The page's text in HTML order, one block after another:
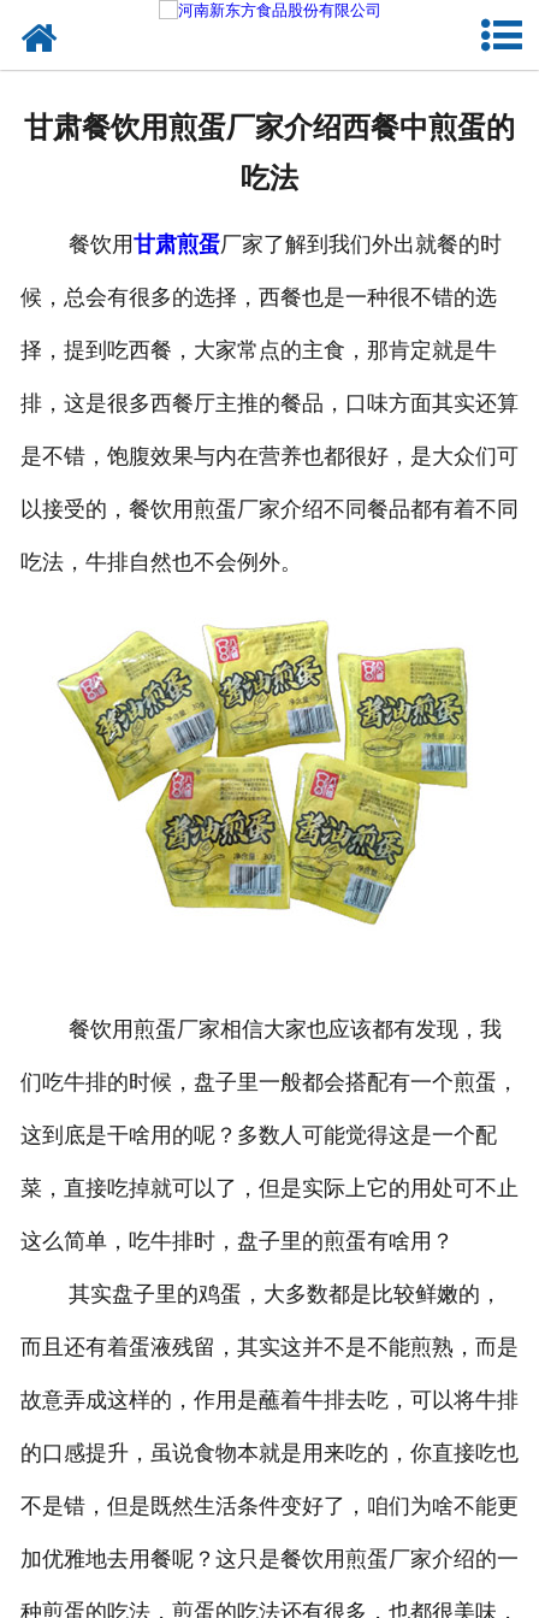
加入新东方
联系我们
甘肃餐饮用煎蛋厂家介绍西餐中煎蛋的
吃法
餐饮用甘肃煎蛋厂家了解到我们外出就餐的时
候，总会有很多的选择，西餐也是一种很不错的选
择，提到吃西餐，大家常点的主食，那肯定就是牛
排，这是很多西餐厅主推的餐品，口味方面其实还算
是不错，饱腹效果与内在营养也都很好，是大众们可
以接受的，餐饮用煎蛋厂家介绍不同餐品都有着不同
吃法，牛排自然也不会例外。
餐饮用煎蛋厂家相信大家也应该都有发现，我
们吃牛排的时候，盘子里一般都会搭配有一个煎蛋，
这到底是干啥用的呢？多数人可能觉得这是一个配
菜，直接吃掉就可以了，但是实际上它的用处可不止
这么简单，吃牛排时，盘子里的煎蛋有啥用？
其实盘子里的鸡蛋，大多数都是比较鲜嫩的，
而且还有着蛋液残留，其实这并不是不能煎熟，而是
故意弄成这样的，作用是蘸着牛排去吃，可以将牛排
的口感提升，虽说食物本就是用来吃的，你直接吃也
不是错，但是既然生活条件变好了，咱们为啥不能更
加优雅地去用餐呢？这只是餐饮用煎蛋厂家介绍的一
种煎蛋的吃法，煎蛋的吃法还有很多，也都很美味，